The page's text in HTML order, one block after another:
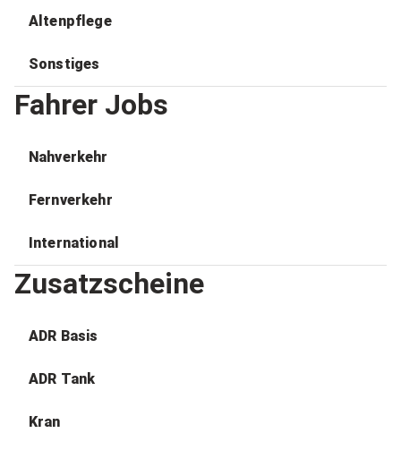
Altenpflege
Sonstiges
Fahrer Jobs
Nahverkehr
Fernverkehr
International
Zusatzscheine
ADR Basis
ADR Tank
Kran